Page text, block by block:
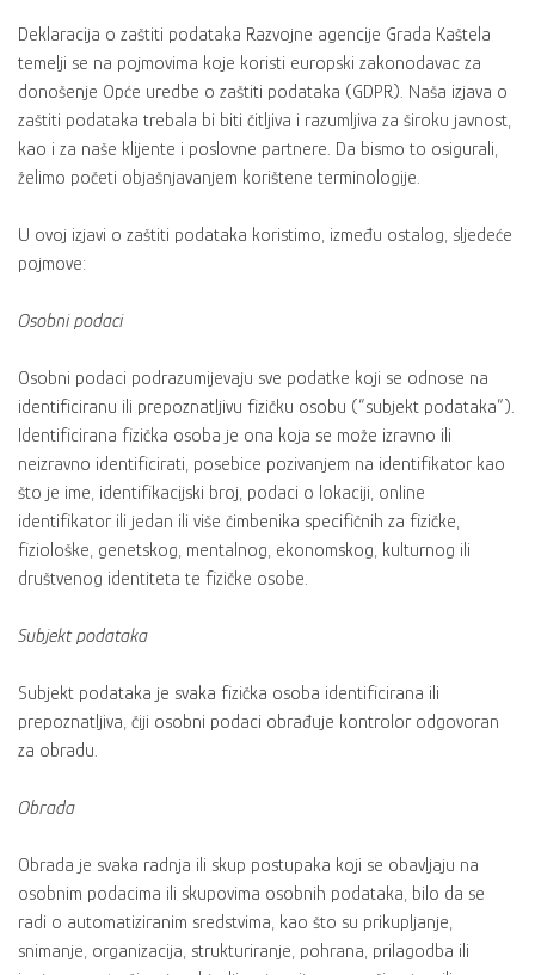
Deklaracija o zaštiti podataka Razvojne agencije Grada Kaštela
temelji se na pojmovima koje koristi europski zakonodavac za
donošenje Opće uredbe o zaštiti podataka (GDPR). Naša izjava o
zaštiti podataka trebala bi biti čitljiva i razumljiva za široku javnost,
kao i za naše klijente i poslovne partnere. Da bismo to osigurali,
želimo početi objašnjavanjem korištene terminologije.
U ovoj izjavi o zaštiti podataka koristimo, između ostalog, sljedeće
pojmove:
Osobni podaci
Osobni podaci podrazumijevaju sve podatke koji se odnose na
identificiranu ili prepoznatljivu fizičku osobu (“subjekt podataka”).
Identificirana fizička osoba je ona koja se može izravno ili
neizravno identificirati, posebice pozivanjem na identifikator kao
što je ime, identifikacijski broj, podaci o lokaciji, online
identifikator ili jedan ili više čimbenika specifičnih za fizičke,
fiziološke, genetskog, mentalnog, ekonomskog, kulturnog ili
društvenog identiteta te fizičke osobe.
Subjekt podataka
Subjekt podataka je svaka fizička osoba identificirana ili
prepoznatljiva, čiji osobni podaci obrađuje kontrolor odgovoran
za obradu.
Obrada
Obrada je svaka radnja ili skup postupaka koji se obavljaju na
osobnim podacima ili skupovima osobnih podataka, bilo da se
radi o automatiziranim sredstvima, kao što su prikupljanje,
snimanje, organizacija, strukturiranje, pohrana, prilagodba ili